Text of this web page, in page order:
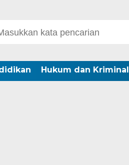
Hukum dan Kriminal